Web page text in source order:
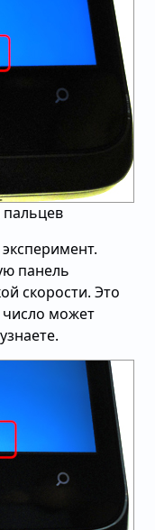
пальцев
панель
скорости. Это
может